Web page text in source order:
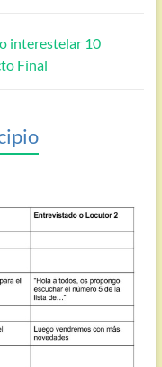
interestelar 10
Final